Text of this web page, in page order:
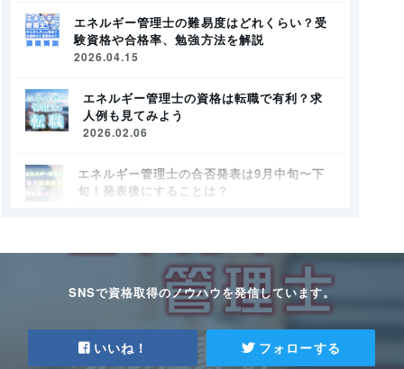
エネルギー管理士の難易度はどれくらい？受
験資格や合格率、勉強方法を解説
2026.04.15
エネルギー管理士の資格は転職で有利？求
人例も見てみよう
2026.02.06
エネルギー管理士の合否発表は9月中旬〜下
旬！発表後にすることは？
エネルギー管理士の課目合格とは？計画的
2026.02.06
エネルギー管理士【電気分野】を効率良く勉
強する攻略法とは
2025.06.13
SNSで資格取得のノウハウを発信しています。
いいね！ フォローする